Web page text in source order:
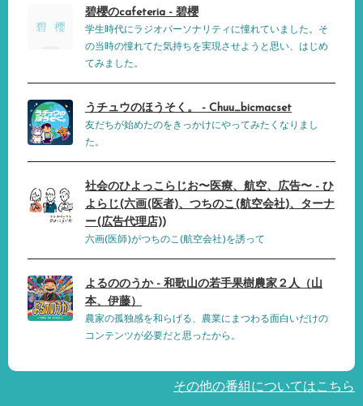
碧櫻のcafeteria - 碧櫻
学生時代にラジオパーソナリティに憧れていました。そ
の当時の憧れてた気持ちを実現させようと思い、はじめ
てみました。
うチュウのほうそく。 - Chuu_bicmacset
友だちが始めたのをきっかけにやってみたくなりまし
た。
社会のひよっこらじお〜医療、航空、広告〜 - ひ
よらじ(六画(医者)、つちのこ(航空会社)、ターナ
ー(広告代理店))
六画(医師)がつちのこ(航空会社)を誘って
よるののうか - 和歌山の若手果樹農家２人（山
本、伊藤）
農家の孤独感を和らげる、農業にまつわる面白いだけの
コンテンツが必要だと思ったから。
その他の番組についてはこちら